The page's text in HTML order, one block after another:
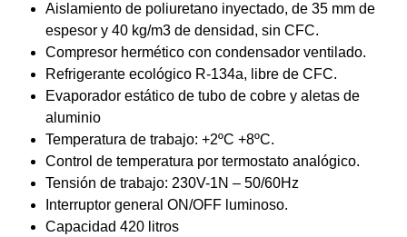
Aislamiento de poliuretano inyectado, de 35 mm de
espesor y 40 kg/m3 de densidad, sin CFC.
Compresor hermético con condensador ventilado.
Refrigerante ecológico R-134a, libre de CFC.
Evaporador estático de tubo de cobre y aletas de
aluminio
Temperatura de trabajo: +2ºC +8ºC.
Control de temperatura por termostato analógico.
Tensión de trabajo: 230V-1N – 50/60Hz
Interruptor general ON/OFF luminoso.
Capacidad 420 litros